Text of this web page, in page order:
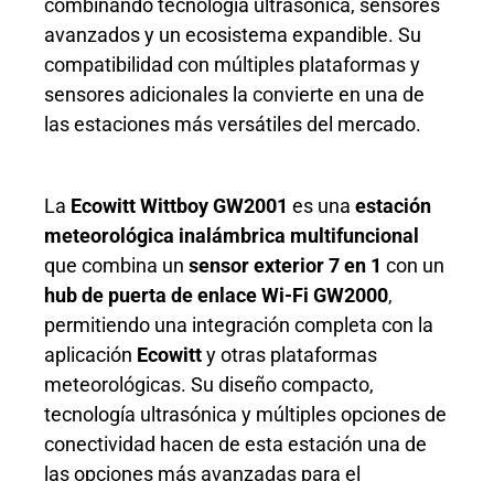
combinando tecnología ultrasónica, sensores
avanzados y un ecosistema expandible. Su
compatibilidad con múltiples plataformas y
sensores adicionales la convierte en una de
las estaciones más versátiles del mercado.
La Ecowitt Wittboy GW2001 es una estación
meteorológica inalámbrica multifuncional
que combina un sensor exterior 7 en 1 con un
hub de puerta de enlace Wi-Fi GW2000,
permitiendo una integración completa con la
aplicación Ecowitty otras plataformas
meteorológicas. Su diseño compacto,
tecnología ultrasónica y múltiples opciones de
conectividad hacen de esta estación una de
las opciones más avanzadas para el